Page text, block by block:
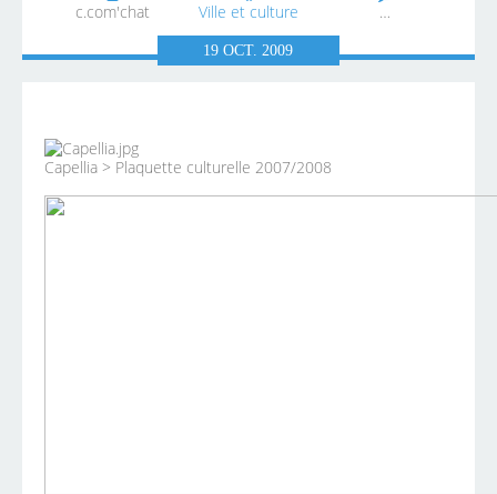
c.com'chat Ville et culture …
19OCT.2009
Capellia > Plaquette culturelle 2007/2008